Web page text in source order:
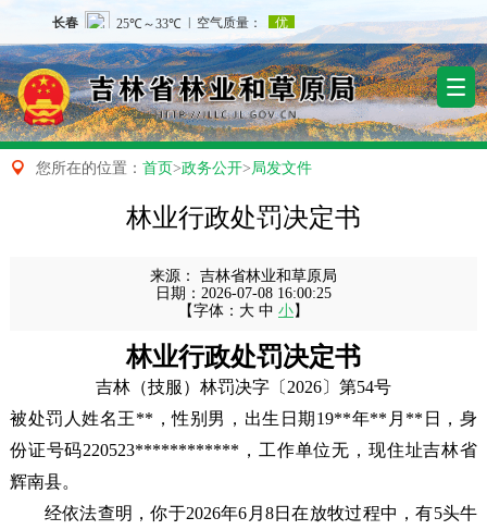
 您所在的位置： 首页>政务公开> 局发文件
林业行政处罚决定书
来源：
吉林省林业和草原局
日期： 2026-07-08 16:00:25
【字体： 大 中 小】
林业行政处罚决定书
吉林（技服） 林罚决字〔2026〕第54号
被处罚人姓名王**，性别男，出生日期19**年**月**日，身
份证号码220523************，工作单位无，现住址吉林省
辉南县。
经依法查明，你于2026年6月8日在放牧过程中，有5头牛